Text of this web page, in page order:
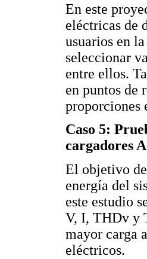
En este
eléctricas de
usuarios en
seleccionar
entre ellos.
en puntos de
proporciones
Caso 5:
cargadores
El objetivo
energía del
este estudio
V, I, THDv y
mayor carga
eléctricos.